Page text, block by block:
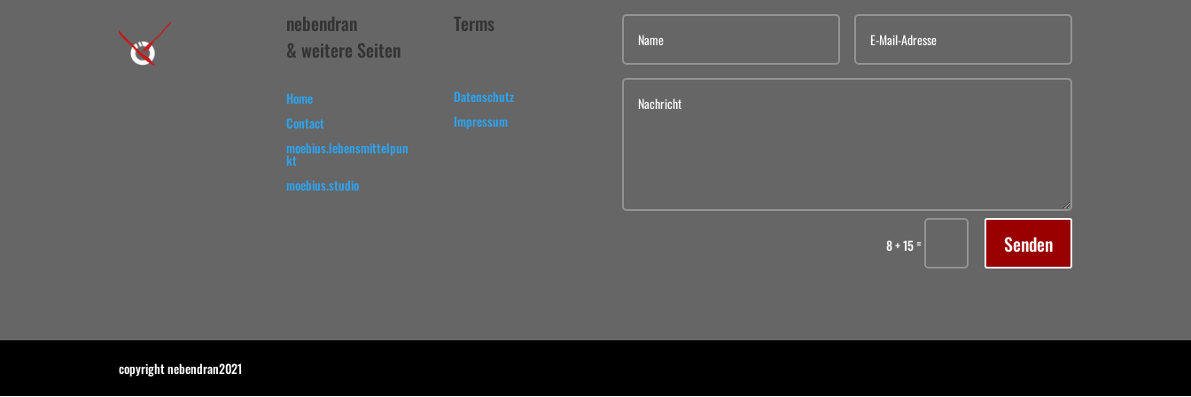
nebendran
& weitere Seiten
Home
Contact
moebius.lebensmittelpun
kt
moebius.studio
Terms
Datenschutz
Impressum
8 + 15= Senden
copyright nebendran2021